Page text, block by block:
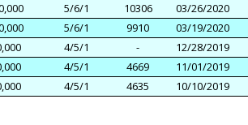
5/6/1 10306
03/26/2020
5/6/1 9910
03/19/2020
4/5/1 -
12/28/2019
4/5/1 4669
11/01/2019
4/5/1 4635 10/10/2019